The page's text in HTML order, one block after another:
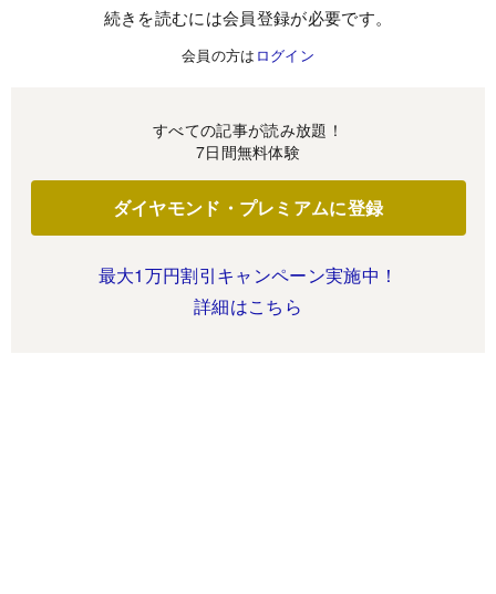
続きを読むには会員登録が必要です。
会員の方は ログイン
すべての記事が読み放題！
7日間無料体験
ダイヤモンド・プレミアムに登録
最大1万円割引キャンペーン実施中！
詳細はこちら